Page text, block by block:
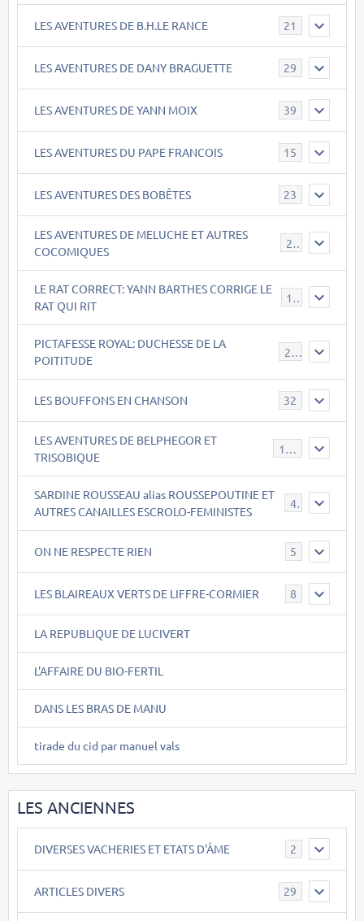
LES AVENTURES DE B.H.LE RANCE 21
LES AVENTURES DE DANY BRAGUETTE 29
LES AVENTURES DE YANN MOIX 39
LES AVENTURES DU PAPE FRANCOIS 15
LES AVENTURES DES BOBÊTES 23
LES AVENTURES DE MELUCHE ET AUTRES
COCOMIQUES
22
LE RAT CORRECT: YANN BARTHES CORRIGE LE
RAT QUI RIT
15
PICTAFESSE ROYAL: DUCHESSE DE LA
POITITUDE
23
LES BOUFFONS EN CHANSON 32
LES AVENTURES DE BELPHEGOR ET
TRISOBIQUE
147
SARDINE ROUSSEAU alias ROUSSEPOUTINE ET
AUTRES CANAILLES ESCROLO-FEMINISTES
40
ON NE RESPECTE RIEN 5
LES BLAIREAUX VERTS DE LIFFRE-CORMIER 8
LA REPUBLIQUE DE LUCIVERT
L'AFFAIRE DU BIO-FERTIL
DANS LES BRAS DE MANU
tirade du cid par manuel vals
LES ANCIENNES
DIVERSES VACHERIES ET ETATS D'ÂME 2
ARTICLES DIVERS 29